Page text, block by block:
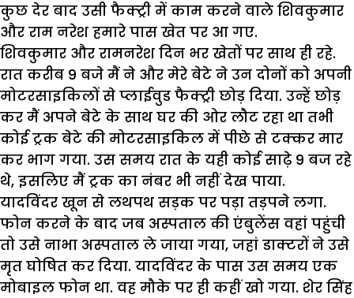
कुछ देर बाद उसी फैक्ट्री में काम करने वाले शिवकुमार
और राम नरेश हमारे पास खेत पर आ गए.
शिवकुमार और रामनरेश दिन भर खेतों पर साथ ही रहे.
रात करीब 9 बजे मैं ने और मेरे बेटे ने उन दोनों को अपनी
मोटरसाइकिलों से प्लाईवुड फैक्ट्री छोड़ दिया. उन्हें छोड़
कर मैं अपने बेटे के साथ घर की ओर लौट रहा था तभी
कोई ट्रक बेटे की मोटरसाइकिल में पीछे से टक्कर मार
कर भाग गया. उस समय रात के यही कोई साढ़े 9 बज रहे
थे, इसलिए मैं ट्रक का नंबर भी नहीं देख पाया.
यादविंदर खून से लथपथ सड़क पर पड़ा तड़पने लगा.
फोन करने के बाद जब अस्पताल की एंबुलेंस वहां पहुंची
तो उसे नाभा अस्पताल ले जाया गया, जहां डाक्टरों ने उसे
मृत घोषित कर दिया. यादविंदर के पास उस समय एक
मोबाइल फोन था. वह मौके पर ही कहीं खो गया. शेर सिंह